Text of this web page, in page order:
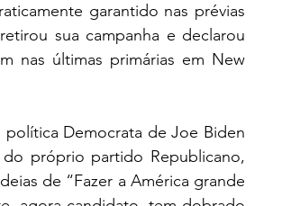
garantido nas prévias
sua campanha e declarou
nas últimas primárias em New
Democrata de Joe Biden
próprio partido Republicano,
de “Fazer a América grande